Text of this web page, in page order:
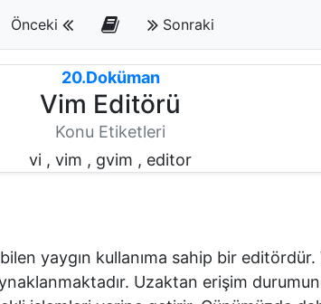
Önceki Sonraki
20.Doküman
Vim Editörü
Konu Etiketleri
vi , vim , gvim , editor
yaygın kullanıma sahip bir editördür.
Uzaktan erişim